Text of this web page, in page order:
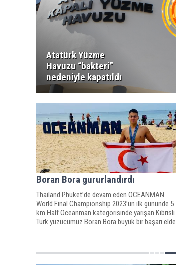
Atatürk Yüzme
Havuzu “bakteri”
nedeniyle kapatıldı
Boran Bora gururlandırdı
Thailand Phuket’de devam eden OCEANMAN
World Final Championship 2023’ün ilk gününde 5
km Half Oceanman kategorisinde yarışan Kıbrıslı
Türk yüzücümüz Boran Bora büyük bir başarı elde